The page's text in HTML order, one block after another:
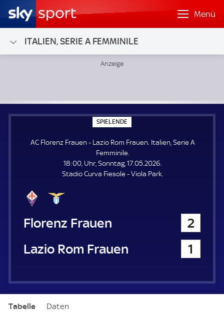
Menü
ITALIEN, SERIE A FEMMINILE
SPIELENDE
P
E
E
N
AC Florenz Frauen - Lazio Rom Frauen. Italien, Serie A
Femminile.
18:00, Uhr, Sonntag, 17.05.2026.
Stadio Curva Fiesole - Viola Park.
AC Florenz Frauen
2
Lazio Rom Frauen
1
Tabelle Daten